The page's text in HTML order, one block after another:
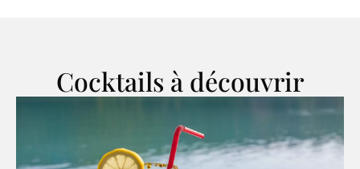
Cocktails à découvrir